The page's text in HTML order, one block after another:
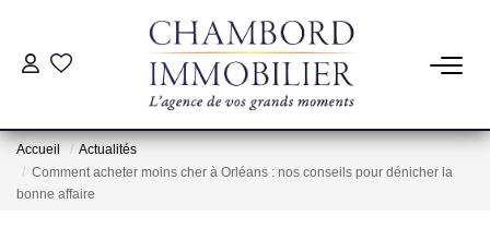
ACHAT
LOCATION
Accueil
Actualités
Comment acheter moins cher à Orléans : nos conseils pour dénicher la
bonne affaire